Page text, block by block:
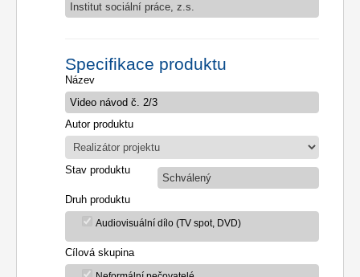
Institut sociální práce, z.s.
Specifikace produktu
Název
Autor produktu
Stav produktu
Schválený
Druh produktu
Audiovisuální dílo (TV spot, DVD)
Cílová skupina